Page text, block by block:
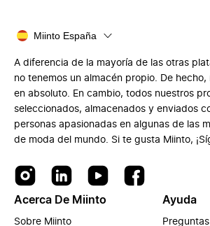
Miinto España
A diferencia de la mayoría de las otras
no tenemos un almacén propio. De hecho,
en absoluto. En cambio, todos nuestros
seleccionados, almacenados y enviados
personas apasionadas en algunas de las
de moda del mundo. Si te gusta Miinto,
Acerca De Miinto
Sobre Miinto
Ayuda